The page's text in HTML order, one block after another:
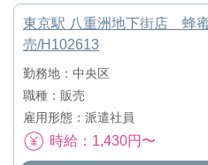
東京駅 八重洲地下街店 蜂
売/H102613
勤務地：中央区
職種：販売
雇用形態：派遣社員
時給：1,430円〜